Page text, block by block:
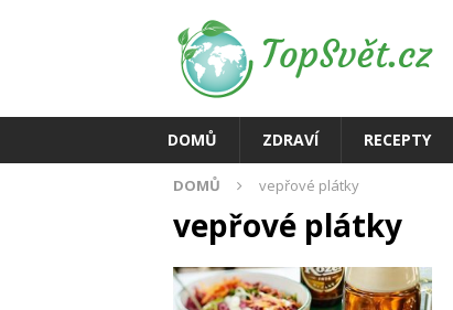
DOMŮ ZDRAVÍ RECEPTY
DOMŮ vepřové plátky
vepřové plátky